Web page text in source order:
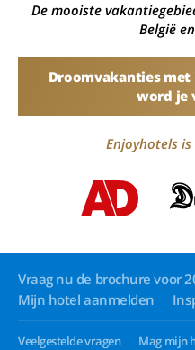
De mooiste
België
Droomvakanties
word je
Enjoyhotels
Vraag nu de brochure voor
Mijn hotel aanmelden
Veelgestelde vragen Mag mijn